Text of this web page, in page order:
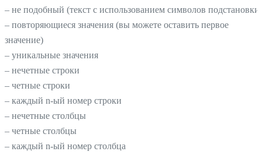
– не подобный (текст с использованием символов подстановки)
– повторяющиеся значения (вы можете оставить первое
значение)
– уникальные значения
– нечетные строки
– четные строки
– каждый n-ый номер строки
– нечетные столбцы
– четные столбцы
– каждый n-ый номер столбца